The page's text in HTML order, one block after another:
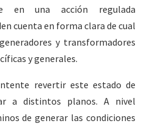
en una acción regulada
cuenta en forma clara de cual
y transformadores
y generales.
revertir este estado de
a distintos planos. A nivel
de generar las condiciones